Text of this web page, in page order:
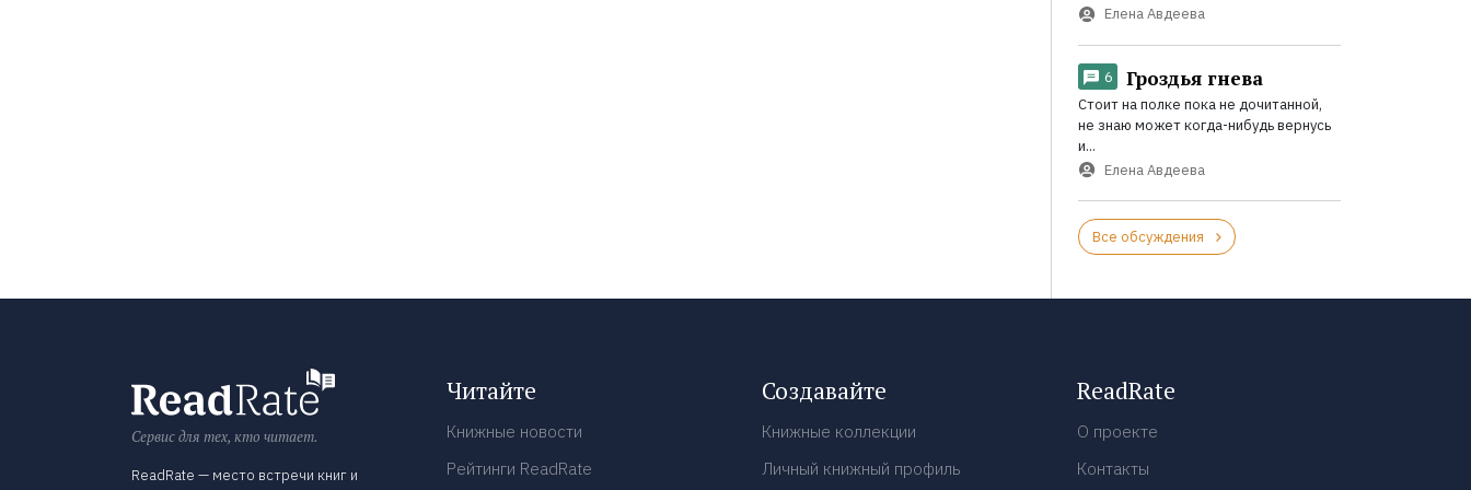
Елена Авдеева
6 Гроздья гнева
Стоит на полке пока не дочитанной,
не знаю может когда-нибудь вернусь
и...
Елена Авдеева
Все обсуждения
Сервис для тех, кто читает.
ReadRate — место встречи книг и
Читайте
Книжные новости
Рейтинги ReadRate
Создавайте
Книжные коллекции
Личный книжный профиль
ReadRate
О проекте
Контакты